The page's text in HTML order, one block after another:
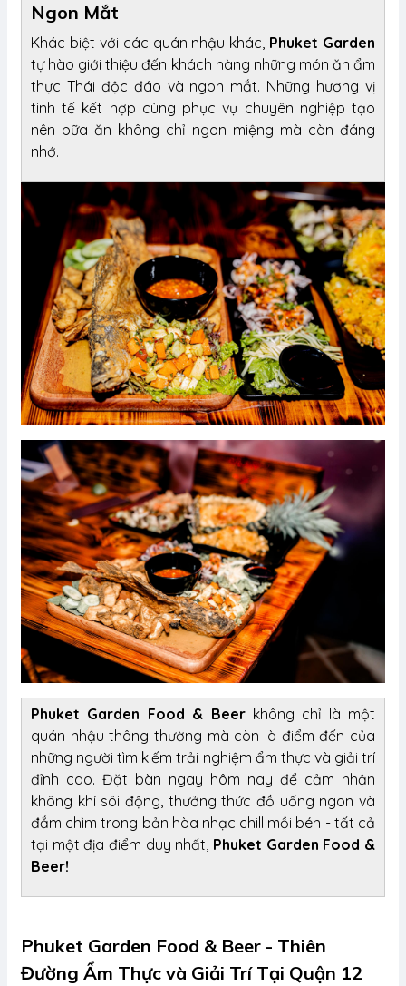
Ngon Mắt
Khác biệt với các quán nhậu khác, Phuket Garden
tự hào giới thiệu đến khách hàng những món ăn ẩm
thực Thái độc đáo và ngon mắt. Những hương vị
tinh tế kết hợp cùng phục vụ chuyên nghiệp tạo
nên bữa ăn không chỉ ngon miệng mà còn đáng
nhớ.
Phuket Garden Food & Beerkhông chỉ là một
quán nhậu thông thường mà còn là điểm đến của
những người tìm kiếm trải nghiệm ẩm thực và giải trí
đỉnh cao. Đặt bàn ngay hôm nay để cảm nhận
không khí sôi động, thưởng thức đồ uống ngon và
đắm chìm trong bản hòa nhạc chill mồi bén - tất cả
tại một địa điểm duy nhất, Phuket Garden Food &
Beer!
Phuket Garden Food & Beer - Thiên
Đường Ẩm Thực và Giải Trí Tại Quận 12